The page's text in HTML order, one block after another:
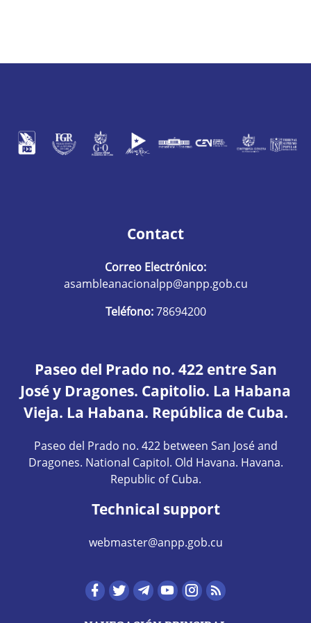
Contact
Correo Electrónico:
asambleanacionalpp@anpp.gob.cu
Teléfono:78694200
Paseo del Prado no. 422 entre San
José y Dragones. Capitolio. La Habana
Vieja. La Habana. República de Cuba.
Paseo del Prado no. 422 between San José and
Dragones. National Capitol. Old Havana. Havana.
Republic of Cuba.
Technical support
webmaster@anpp.gob.cu
Redes sociales